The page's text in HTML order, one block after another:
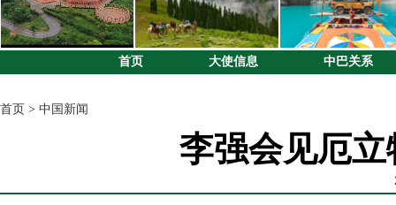
首页 大使信息 中巴关系
首页 > 中国新闻
李强会见厄